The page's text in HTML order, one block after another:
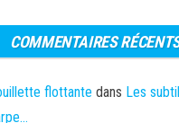
COMMENTAIRES
flottante dans Les